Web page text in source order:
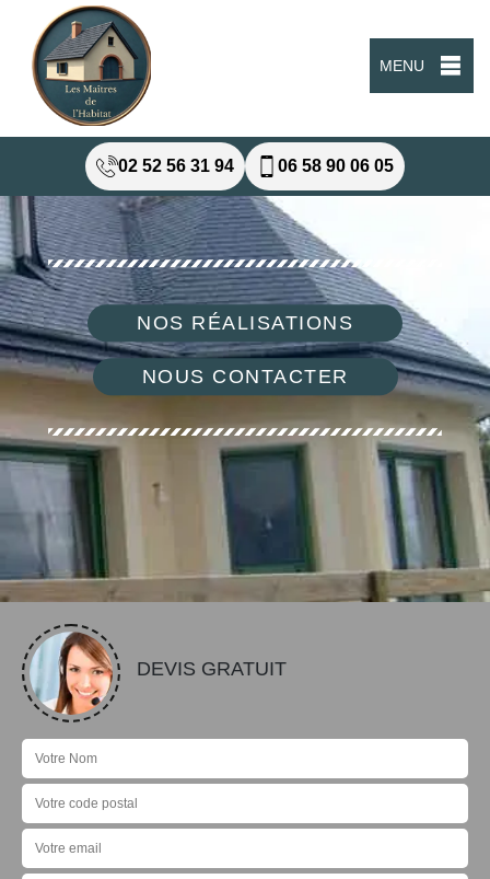
MENU
02 52 56 31 94 06 58 90 06 05
NOS RÉALISATIONS
NOUS CONTACTER
DEVIS GRATUIT